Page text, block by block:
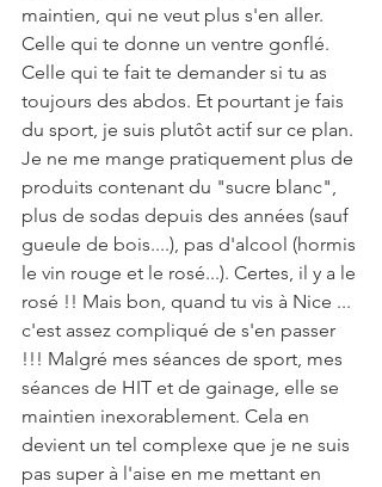
maintien, qui ne veut plus s'en aller.
Celle qui te donne un ventre gonflé.
Celle qui te fait te demander si tu as
toujours des abdos. Et pourtant je fais
du sport, je suis plutôt actif sur ce plan.
Je ne me mange pratiquement plus de
produits contenant du "sucre blanc",
plus de sodas depuis des années (sauf
gueule de bois....), pas d'alcool (hormis
le vin rouge et le rosé...). Certes, il y a le
rosé !! Mais bon, quand tu vis à Nice ...
c'est assez compliqué de s'en passer
!!! Malgré mes séances de sport, mes
séances de HIT et de gainage, elle se
maintien inexorablement. Cela en
devient un tel complexe que je ne suis
pas super à l'aise en me mettant en